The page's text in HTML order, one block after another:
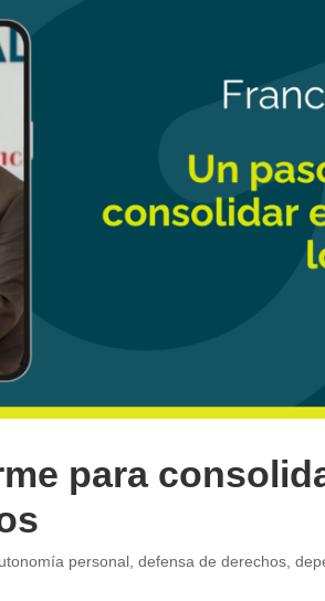
para
personal,defensa de derechos,